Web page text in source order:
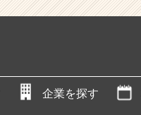
企業を探す